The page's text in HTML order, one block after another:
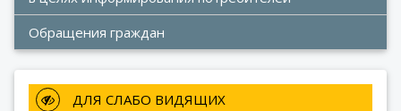
Обращения граждан
ДЛЯ СЛАБО ВИДЯЩИХ